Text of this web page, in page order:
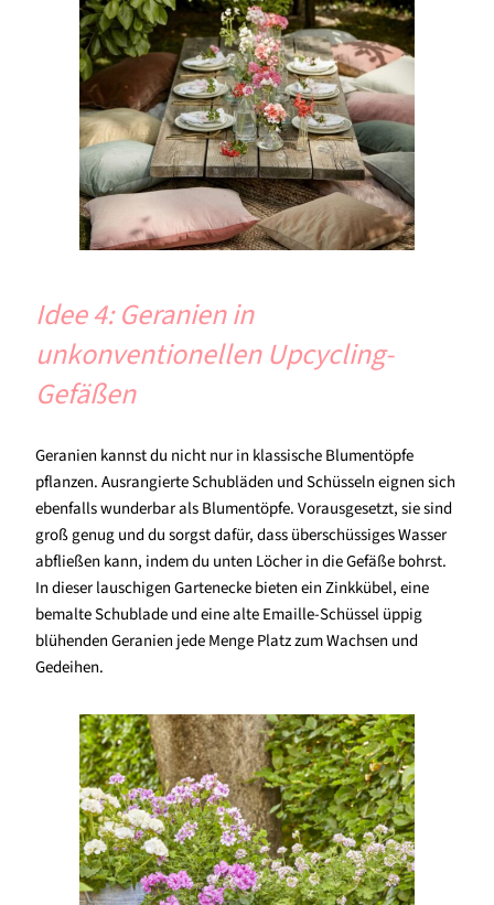
Idee 4: Geranien in
unkonventionellen Upcycling-
Gefäßen
Geranien kannst du nicht nur in klassische Blumentöpfe
pflanzen. Ausrangierte Schubläden und Schüsseln eignen sich
ebenfalls wunderbar als Blumentöpfe. Vorausgesetzt, sie sind
groß genug und du sorgst dafür, dass überschüssiges Wasser
abfließen kann, indem du unten Löcher in die Gefäße bohrst.
In dieser lauschigen Gartenecke bieten ein Zinkkübel, eine
bemalte Schublade und eine alte Emaille-Schüssel üppig
blühenden Geranien jede Menge Platz zum Wachsen und
Gedeihen.